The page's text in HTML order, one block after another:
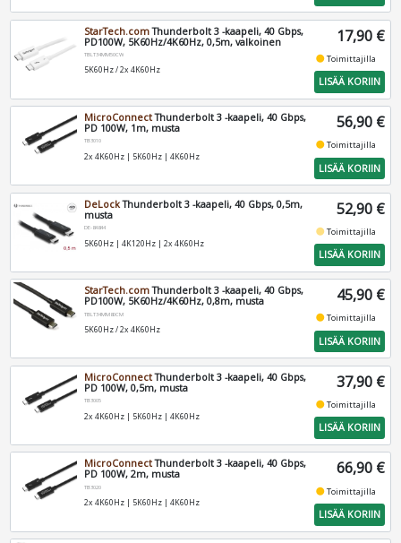
StarTech.comThunderbolt 3 -kaapeli, 40 Gbps,
PD100W, 5K60Hz/4K60Hz, 0,5m, valkoinen
TBLT34MM50CW
5K60Hz / 2x 4K60Hz
17,90 €
fiber_manual_recordToimittajilla
LISÄÄ KORIIN
MicroConnectThunderbolt 3 -kaapeli, 40 Gbps,
PD 100W, 1m, musta
TB3010
2x 4K60Hz | 5K60Hz | 4K60Hz
56,90 €
fiber_manual_recordToimittajilla
LISÄÄ KORIIN
DeLockThunderbolt 3 -kaapeli, 40 Gbps, 0,5m,
musta
DE-84844
5K60Hz | 4K120Hz | 2x 4K60Hz
52,90 €
fiber_manual_recordToimittajilla
LISÄÄ KORIIN
StarTech.comThunderbolt 3 -kaapeli, 40 Gbps,
PD100W, 5K60Hz/4K60Hz, 0,8m, musta
TBLT34MM80CM
5K60Hz / 2x 4K60Hz
45,90 €
fiber_manual_recordToimittajilla
LISÄÄ KORIIN
MicroConnectThunderbolt 3 -kaapeli, 40 Gbps,
PD 100W, 0,5m, musta
TB3005
2x 4K60Hz | 5K60Hz | 4K60Hz
37,90 €
fiber_manual_recordToimittajilla
LISÄÄ KORIIN
MicroConnectThunderbolt 3 -kaapeli, 40 Gbps,
PD 100W, 2m, musta
TB3020
2x 4K60Hz | 5K60Hz | 4K60Hz
66,90 €
fiber_manual_recordToimittajilla
LISÄÄ KORIIN